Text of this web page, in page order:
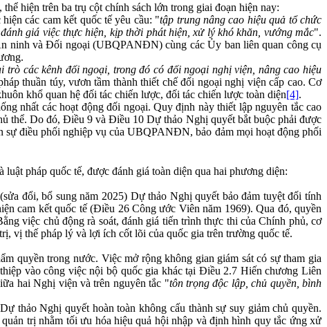
hiện trên ba trụ cột chính sách lớn trong giai đoạn hiện nay:
các cam kết quốc tế yêu cầu: "tập trung nâng cao hiệu quả tổ chức
giá việc thực hiện, kịp thời phát hiện, xử lý khó khăn, vướng mắc".
ninh và Đối ngoại (UBQPANĐN) cùng các Ủy ban liên quan công cụ
trò các kênh đối ngoại, trong đó có đối ngoại nghị viện, nâng cao hiệu
thuần túy, vươn tầm thành thiết chế đối ngoại nghị viện cấp cao. Cơ
khổ quan hệ đối tác chiến lược, đối tác chiến lược toàn diện[4].
nhất các hoạt động đối ngoại. Quy định này thiết lập nguyên tắc cao
thể. Do đó, Điều 9 và Điều 10 Dự thảo Nghị quyết bắt buộc phải được
điều phối nghiệp vụ của UBQPANĐN, bảo đảm mọi hoạt động phối
pháp quốc tế, được đánh giá toàn diện qua hai phương diện:
đổi, bổ sung năm 2025) Dự thảo Nghị quyết bảo đảm tuyệt đối tính
cam kết quốc tế (Điều 26 Công ước Viên năm 1969). Qua đó, quyền
việc chủ động rà soát, đánh giá tiến trình thực thi của Chính phủ, cơ
vị thế pháp lý và lợi ích cốt lõi của quốc gia trên trường quốc tế.
quyền trong nước. Việc mở rộng không gian giám sát có sự tham gia
vào công việc nội bộ quốc gia khác tại Điều 2.7 Hiến chương Liên
hai Nghị viện và trên nguyên tắc "tôn trọng độc lập, chủ quyền, bình
thảo Nghị quyết hoàn toàn không cấu thành sự suy giảm chủ quyền.
trị nhằm tối ưu hóa hiệu quả hội nhập và định hình quy tắc ứng xử